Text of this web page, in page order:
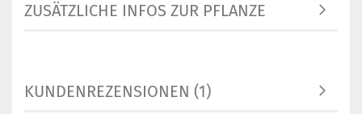
ZUSÄTZLICHE INFOS ZUR PFLANZE
KUNDENREZENSIONEN (1)